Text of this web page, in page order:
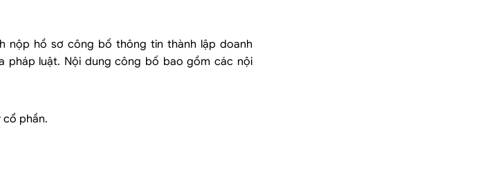
nộp hồ sơ công bố thông tin thành lập doanh
pháp luật. Nội dung công bố bao gồm các nội
phần.